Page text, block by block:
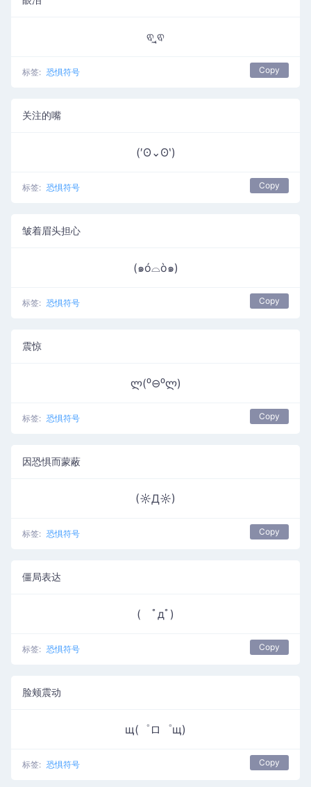
ଵ˛̼ଵ
标签: 恐惧符号 Copy
关注的嘴
(′ʘ⌄ʘ‵)
标签: 恐惧符号 Copy
皱着眉头担心
(๑ó⌓ò๑)
标签: 恐惧符号 Copy
震惊
ლ(⁰⊖⁰ლ)
标签: 恐惧符号 Copy
因恐惧而蒙蔽
(☼Д☼)
标签: 恐惧符号 Copy
僵局表达
( ﾟдﾟ)
标签: 恐惧符号 Copy
脸颊震动
щ(゜ロ゜щ)
标签: 恐惧符号 Copy